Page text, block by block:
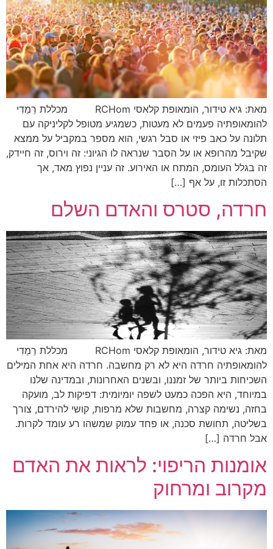
מאת: גיא טידור, הומאופת קלאסי RCHom מכללת רֵמֵדִי
להומאופתיה פעמים לא מעטות, כשמגיע מטופל לקליניקה עם
תלונה על כאב פיזי או סבל רגשי, הוא מספר במקביל על ממצא
שקיבל מהרופא או על הסבר שנראה לו הגיוני: זה וירוס, זה חיידק,
זה בגלל העומס, המתח או האירוע. זה עניין נפוץ מאד, אך
הסתכלות זו, על אף […]
חרדה, סטרס והאדם השלם
מאת: גיא טידור, הומאופת קלאסי RCHom מכללת רֵמֵדִי
להומאופתיה חרדה היא לא רק מחשבה. חרדה היא אחת המילים
השכיחות ביותר של זמננו, ובשנים האחרונות, ובמדינה שלנו
במיוחד, היא הפכה כמעט לשפה יומיומית: דפיקות לב, מועקה
בחזה, נשימה קצרה, מחשבות שלא מרפות, קושי להירדם, צורך
בשליטה, תחושת סכנה, או פחד עמוק שמשהו רע עומד לקרות.
אבל חרדה […]
אומנות הריפוי: לראות את האדם
מקרוב ומרחוק